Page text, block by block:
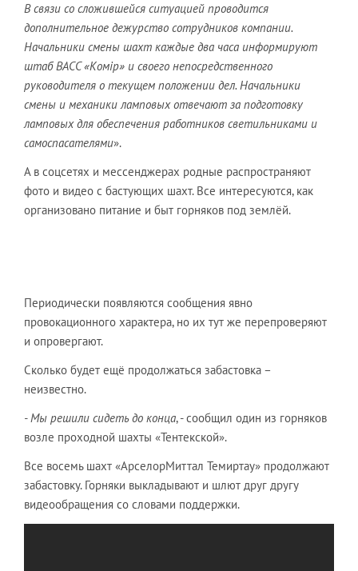
В связи со сложившейся ситуацией проводится
дополнительное дежурство сотрудников компании.
Начальники смены шахт каждые два часа информируют
штаб ВАСС «Комiр» и своего непосредственного
руководителя о текущем положении дел. Начальники
смены и механики ламповых отвечают за подготовку
ламповых для обеспечения работников светильниками и
самоспасателями».
А в соцсетях и мессенджерах родные распространяют
фото и видео с бастующих шахт. Все интересуются, как
организовано питание и быт горняков под землёй.
Периодически появляются сообщения явно
провокационного характера, но их тут же перепроверяют
и опровергают.
Сколько будет ещё продолжаться забастовка –
неизвестно.
- Мы решили сидеть до конца, - сообщил один из горняков
возле проходной шахты «Тентекской».
Все восемь шахт «АрселорМиттал Темиртау» продолжают
забастовку. Горняки выкладывают и шлют друг другу
видеообращения со словами поддержки.